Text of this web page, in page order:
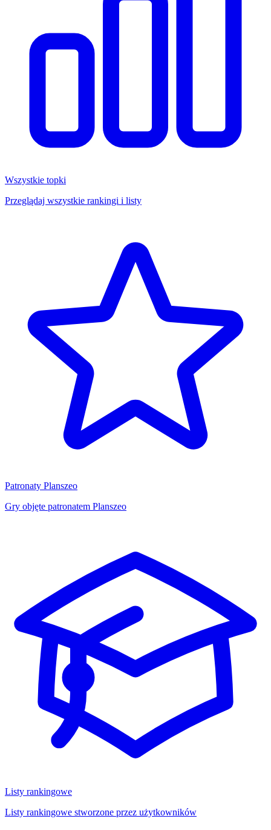
Wszystkie topki
Przeglądaj wszystkie rankingi i listy
Patronaty Planszeo
Gry objęte patronatem Planszeo
Listy rankingowe
Listy rankingowe stworzone przez użytkowników